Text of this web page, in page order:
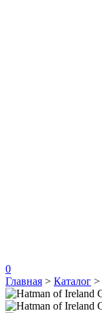
0
Главная > Каталог >